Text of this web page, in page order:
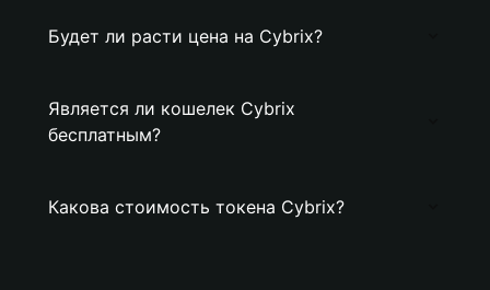
Будет ли расти цена на Cybrix?
Является ли кошелек Cybrix
бесплатным?
Какова стоимость токена Cybrix?